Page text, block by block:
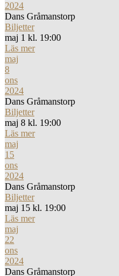
2024
Dans Gråmanstorp
Biljetter
maj 1 kl. 19:00
Läs mer
maj
8
ons
2024
Dans Gråmanstorp
Biljetter
maj 8 kl. 19:00
Läs mer
maj
15
ons
2024
Dans Gråmanstorp
Biljetter
maj 15 kl. 19:00
Läs mer
maj
22
ons
2024
Dans Gråmanstorp